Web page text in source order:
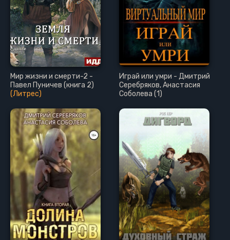
Мир жизни и смерти-2 -
Павел Пуничев (книга 2)
(Литрес)
Играй или умри - Дмитрий
Серебряков, Анастасия
Соболева (1)